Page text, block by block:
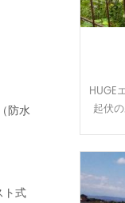
防水
式
HUGE
起伏
した